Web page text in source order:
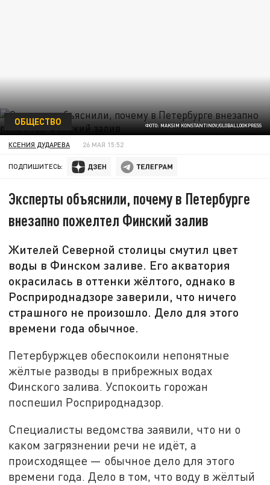
ФОТО: MAKSIM KONSTANTINOV/GLOBALLOOKPRESS
ОБЩЕСТВО
КСЕНИЯ ДУДАРЕВА 26 МАЯ 15:52
ПОДПИШИТЕСЬ:
Эксперты объяснили, почему в Петербурге
внезапно пожелтел Финский залив
Жителей Северной столицы смутил цвет
воды в Финском заливе. Его акватория
окрасилась в оттенки жёлтого, однако в
Росприроднадзоре заверили, что ничего
страшного не произошло. Дело для этого
времени года обычное.
Петербуржцев обеспокоили непонятные
жёлтые разводы в прибрежных водах
Финского залива. Успокоить горожан
поспешил Росприроднадзор.
Специалисты ведомства заявили, что ни о
каком загрязнении речи не идёт, а
происходящее — обычное дело для этого
времени года. Дело в том, что воду в жёлтый